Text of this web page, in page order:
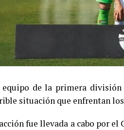
equipo de la primera
situación que enfrentan los
fue llevada a cabo por